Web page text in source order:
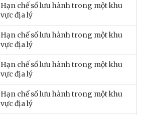
Hạn chế số lưu hành trong một khu
vực địa lý
Hạn chế số lưu hành trong một khu
vực địa lý
Hạn chế số lưu hành trong một khu
vực địa lý
Hạn chế số lưu hành trong một khu
vực địa lý